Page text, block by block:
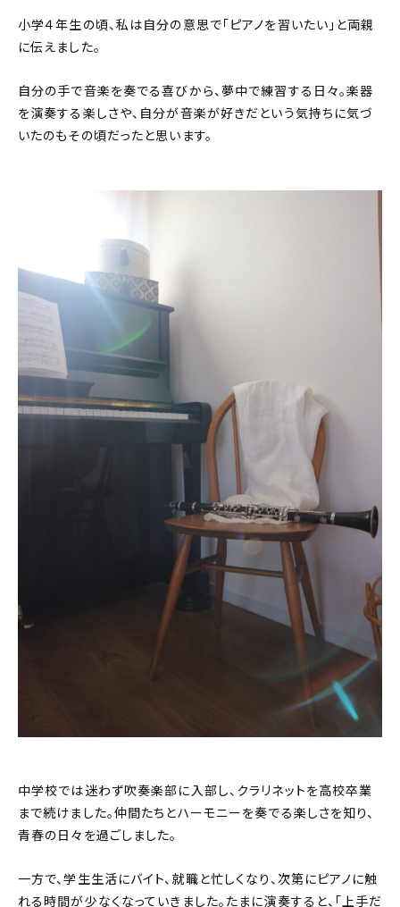
小学４年生の頃、私は自分の意思で「ピアノを習いたい」と両親
に伝えました。
自分の手で音楽を奏でる喜びから、夢中で練習する日々。楽器
を演奏する楽しさや、自分が音楽が好きだという気持ちに気づ
いたのもその頃だったと思います。
中学校では迷わず吹奏楽部に入部し、クラリネットを高校卒業
まで続けました。仲間たちとハーモニーを奏でる楽しさを知り、
青春の日々を過ごしました。
一方で、学生生活にバイト、就職と忙しくなり、次第にピアノに触
れる時間が少なくなっていきました。たまに演奏すると、「上手だ